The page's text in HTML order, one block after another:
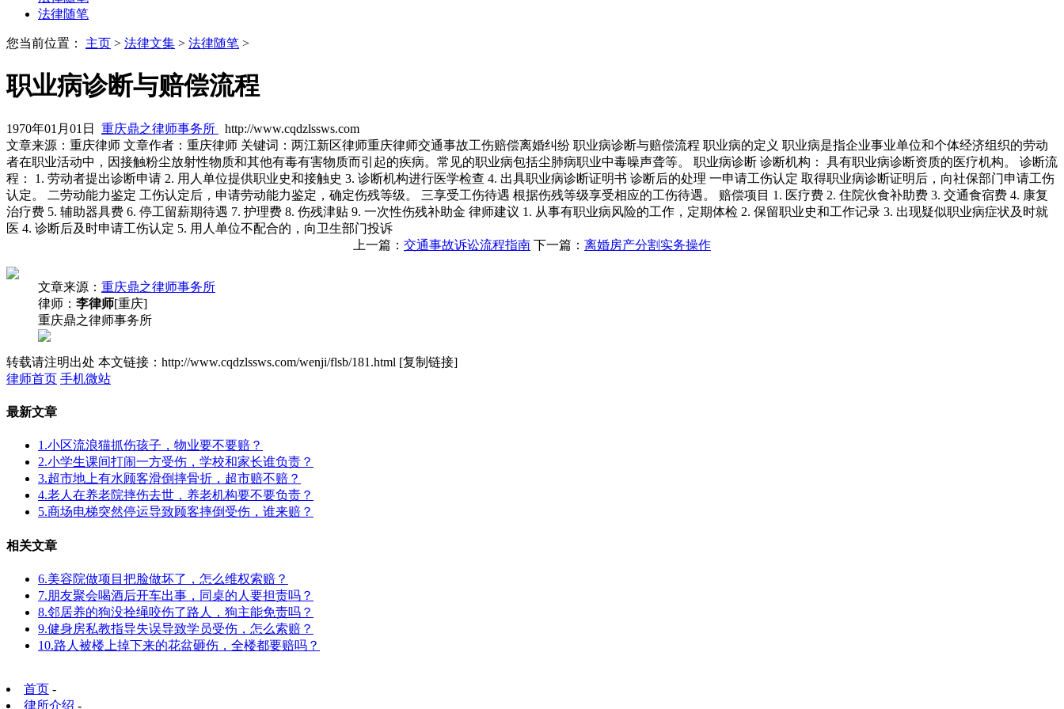
法律随笔
您当前位置： 主页 > 法律文集 > 法律随笔 >
职业病诊断与赔偿流程
1970年01月01日 重庆鼎之律师事务所
http://www.cqdzlssws.com
文章来源：重庆律师 文章作者：重庆律师 关键词：两江新区律师重庆律师交通事故工伤赔偿离婚纠纷 职业病诊断与赔偿流程 职业病的定义 职业病是指企业事业单位和个体经济组织的劳动
者在职业活动中，因接触粉尘放射性物质和其他有毒有害物质而引起的疾病。常见的职业病包括尘肺病职业中毒噪声聋等。 职业病诊断 诊断机构： 具有职业病诊断资质的医疗机构。 诊断流
程： 1. 劳动者提出诊断申请 2. 用人单位提供职业史和接触史 3. 诊断机构进行医学检查 4. 出具职业病诊断证明书 诊断后的处理 一申请工伤认定 取得职业病诊断证明后，向社保部门申请工伤
认定。 二劳动能力鉴定 工伤认定后，申请劳动能力鉴定，确定伤残等级。 三享受工伤待遇 根据伤残等级享受相应的工伤待遇。 赔偿项目 1. 医疗费 2. 住院伙食补助费 3. 交通食宿费 4. 康复
治疗费 5. 辅助器具费 6. 停工留薪期待遇 7. 护理费 8. 伤残津贴 9. 一次性伤残补助金 律师建议 1. 从事有职业病风险的工作，定期体检 2. 保留职业史和工作记录 3. 出现疑似职业病症状及时就
医 4. 诊断后及时申请工伤认定 5. 用人单位不配合的，向卫生部门投诉
上一篇： 交通事故诉讼流程指南 下一篇： 离婚房产分割实务操作
文章来源： 重庆鼎之律师事务所
律师： 李律师[重庆]
重庆鼎之律师事务所
转载请注明出处 本文链接：http://www.cqdzlssws.com/wenji/flsb/181.html [复制链接]
律师首页 手机微站
最新文章
1.小区流浪猫抓伤孩子，物业要不要赔？
2.小学生课间打闹一方受伤，学校和家长谁负责？
3.超市地上有水顾客滑倒摔骨折，超市赔不赔？
4.老人在养老院摔伤去世，养老机构要不要负责？
5.商场电梯突然停运导致顾客摔倒受伤，谁来赔？
相关文章
6.美容院做项目把脸做坏了，怎么维权索赔？
7.朋友聚会喝酒后开车出事，同桌的人要担责吗？
8.邻居养的狗没拴绳咬伤了路人，狗主能免责吗？
9.健身房私教指导失误导致学员受伤，怎么索赔？
10.路人被楼上掉下来的花盆砸伤，全楼都要赔吗？
首页 -
律所介绍 -